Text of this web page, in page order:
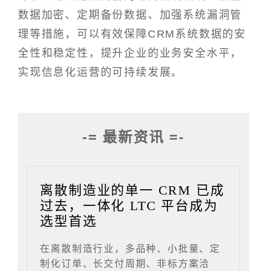
数据加密、定期备份数据、加强系统漏洞管
理等措施，可以有效保障CRM系统数据的安
全性和稳定性，提升企业的业务安全水平，
实现信息化运营的可持续发展。
-= 最新资讯 =-
离散制造业的单一 CRM 已成
过去，一体化 LTC 平台成为
选型首选
在离散制造行业，多品种、小批量、定
制化订单、长交付周期、非标方案洽